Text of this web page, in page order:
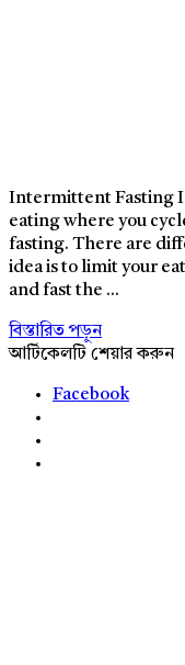
Intermittent Fasting
eating where you
fasting. There are
idea is to limit your
and fast the ...
বিস্তারিত পড়ুন
আর্টিকেলটি শেয়ার করুন
Facebook